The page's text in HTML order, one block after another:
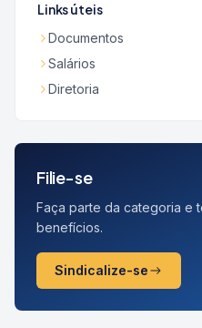
Links úteis
Documentos
Salários
Diretoria
Filie-se
Faça parte da categoria e
benefícios.
Sindicalize-se